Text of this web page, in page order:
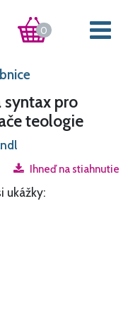
0
syntax pro
teologie
Ihneď na stiahnutie
ukážky: